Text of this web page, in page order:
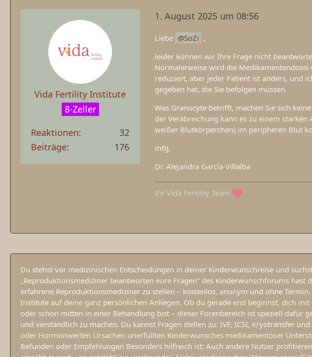
Vida Fertility Institute
8-Zeller
Reaktionen
32
Beiträge
176
1. August 2025 um 08:56
Liebe SoZi ,
leider können wir Ihre Frage nicht
Normalerweise wird die
reduziert, aber jeder Patient ist anders, und
gegeben hat, die Sie befolgen müssen.
Was Granocyte betrifft, machen Sie sich
der Verabreichung kann es zu einem
weißer Blutkörperchen) im peripheren Blut
mfg,
Dr. Alejandra García-Villalba
Ihr Vida Fertility Team
Du stehst vor medizinischen Entscheidungen in deiner Kinderwunschreise und
„Reproduktionsmediziner beantworten eure Fragen“ des Kinderwunschforums hast
erfahrene Reproduktionsmediziner zu stellen – kostenlos, anonym und ohne
Institute auf deine ganz persönlichen Anliegen. Ob du gerade erst beginnst, dich
oder schon mitten in einer Behandlung bist – dieser Forenbereich ist speziell dafür
und verständlich zu machen. Du kannst Fragen stellen zu: IVF, ICSI, Kryotransfer
oder Hormonwerten Ursachen unerfüllten Kinderwunsches medikamentöser
Befunden oder Empfehlungen Besonders hilfreich ist: Auch andere Nutzer